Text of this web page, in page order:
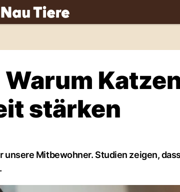
stärken
Mitbewohner. Studien zeigen,